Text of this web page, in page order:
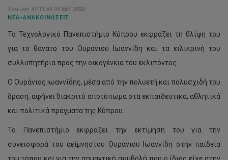
Thu Jan 30 11:53:00 EET 2020
ΝΈΑ-ΑΝΑΚΟΙΝΏΣΕΙΣ
Το Τεχνολογικό Πανεπιστήμιο Κύπρου εκφράζει τη θλίψη του
για το θάνατο του Ουράνιου Ιωαννίδη και τα ειλικρινή του
συλλυπητήρια προς την οικογένεια του εκλιπόντος.
Ο Ουράνιος Ιωαννίδης, μέσα από την πολυετή και πολυσχιδή του
δράση, αφήνει διακριτό αποτύπωμα στα εκπαιδευτικά, αθλητικά
και πολιτικά πράγματα της Κύπρου.
Το Πανεπιστήμιο εκφράζει την εκτίμηση του για την
συνεισφορά του αείμνηστου Ουράνιου Ιωαννίδη στην παιδεία